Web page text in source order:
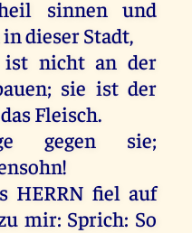
sinnen und
indieserStadt,
ist nicht an der
; sie ist der
dasFleisch.
gegen sie;
HERRN fiel auf
mir: Sprich: So